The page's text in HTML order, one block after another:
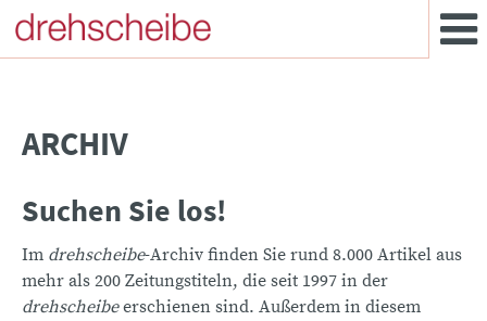
ARCHIV
Suchen Sie los!
Im drehscheibe-Archiv finden Sie rund 8.000 Artikel aus
mehr als 200 Zeitungstiteln, die seit 1997 in der
drehscheibeerschienen sind. Außerdem in diesem